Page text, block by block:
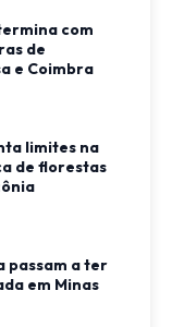
com
de
e Coimbra
limites na
de florestas
passam a ter
em Minas